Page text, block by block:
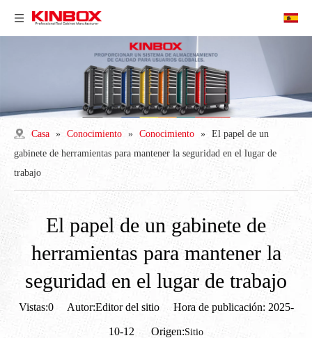
Casa » Conocimiento » Conocimiento » El papel de un
gabinete de herramientas para mantener la seguridad en el lugar de
trabajo
El papel de un gabinete de
herramientas para mantener la
seguridad en el lugar de trabajo
Vistas:0Autor:Editor del sitio Hora de publicación: 2025-
10-12 Origen:Sitio